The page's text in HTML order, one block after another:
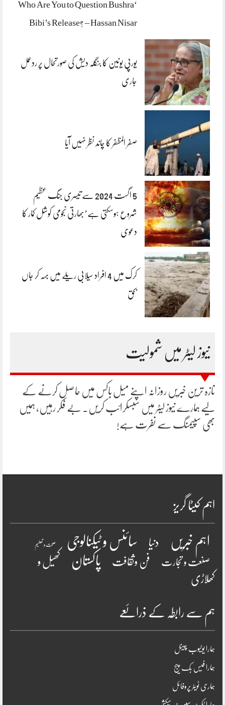
‘Who Are You to Question Bushra
Bibi’s Release? – Hassan Nisar
یورپی یونین کا بنگلہ دیش کی صورتحال پر ردعمل
جاری
صفر المظفر کا چاند نظر نہیں آیا
5 اگست 2024 سے تیسری جنگ عظیم
شروع ہوسکتی ہے’بھارتی نجومی کوشل کمار کا
دعوی
کرک میں 4 افراد سیلابی ریلے میں بہہ کر جاں
بحق
نیوز لیٹر میں شمولیت
تازہ ترین خبریں روزانہ اپنے میل باکس میں حاصل کرنے کے
لیے ہمارے نیوز لیٹر میں سبسکرائب کریں۔ بے فکر رہیں، ہمیں
بھی سپیمنگ سے نفرت ہے!
اہم کیٹا گریز
اہم خبریں دنیا سائنس و ٹیکنالوجی صحت و تعلیم
صنعت و تجارت فن وثقافت پاکستان
کھیل و
کھلاڑی
ہم سے رابطہ کے ذرائعے
ہمارا یوٹیوب چینل
ہمارا فیس بک پیج
ہماری ٹویٹر پروفائل